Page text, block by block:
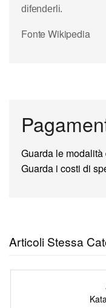
difenderli.
Fonte Wikipedia
Guarda le
Guarda i costi di
Articoli Stessa